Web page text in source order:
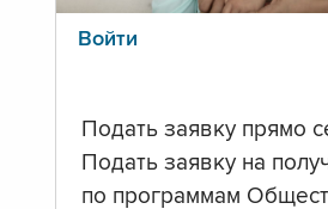
Войти
Подать заявку прямо
Подать заявку на
по программам